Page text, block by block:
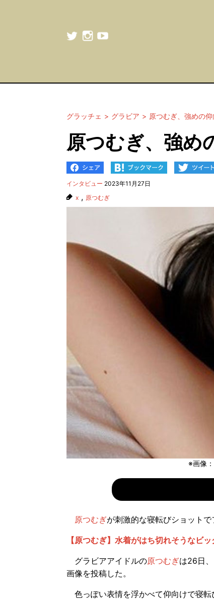
グラッチェ グラビア 原つむぎ、強めの
原つむぎ、強め
インタビュー 2023年11月27日
x , 原つむぎ
※画像：
原つむぎが刺激的な寝転びショットで
【原つむぎ】水着がはち切れそうなビッ
グラビアアイドルの原つむぎは26日
画像を投稿した。
色っぽい表情を浮かべて仰向けで寝転